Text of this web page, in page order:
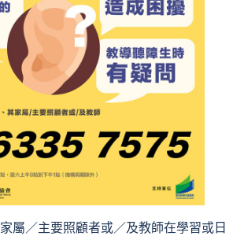
屬／主要照顧者或／及教師在學習或日